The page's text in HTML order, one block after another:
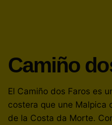
Camiño
El Camiño dos Faros es
costera que une Malpica
de la Costa da Morte.